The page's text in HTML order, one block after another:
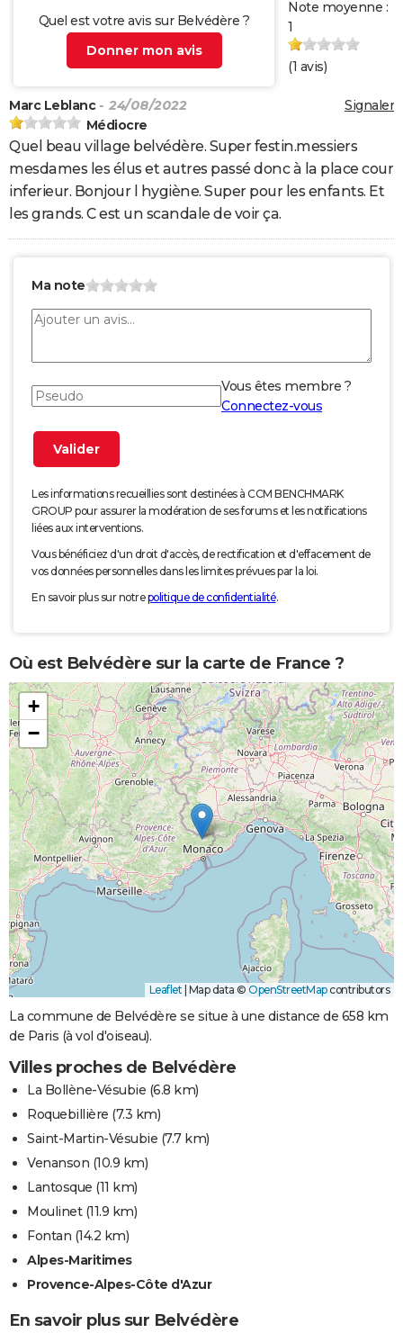
Quel est votre avis sur Belvédère ?
Donner mon avis
Note moyenne :
1
(1 avis)
Signaler
Marc Leblanc- 24/08/2022
Médiocre
Quel beau village belvédère. Super festin.messiers
mesdames les élus et autres passé donc à la place cour
inferieur. Bonjour l hygiène. Super pour les enfants. Et
les grands. C est un scandale de voir ça.
Ma note
Vous êtes membre ?
Connectez-vous
Les informations recueillies sont destinées à CCM BENCHMARK
GROUP pour assurer la modération de ses forums et les notifications
liées aux interventions.
Vous bénéficiez d'un droit d'accès, de rectification et d'effacement de
vos données personnelles dans les limites prévues par la loi.
En savoir plus sur notrepolitique de confidentialité.
Où est Belvédère sur la carte de France ?
+
−
Leaflet Map data © OpenStreetMapcontributors
La commune de Belvédère se situe à une distance de 658 km
de Paris (à vol d'oiseau).
Villes proches de Belvédère
La Bollène-Vésubie (6.8 km)
Roquebillière (7.3 km)
Saint-Martin-Vésubie (7.7 km)
Venanson (10.9 km)
Lantosque (11 km)
Moulinet(11.9 km)
Fontan (14.2 km)
Alpes-Maritimes
Provence-Alpes-Côte d'Azur
En savoir plus sur Belvédère